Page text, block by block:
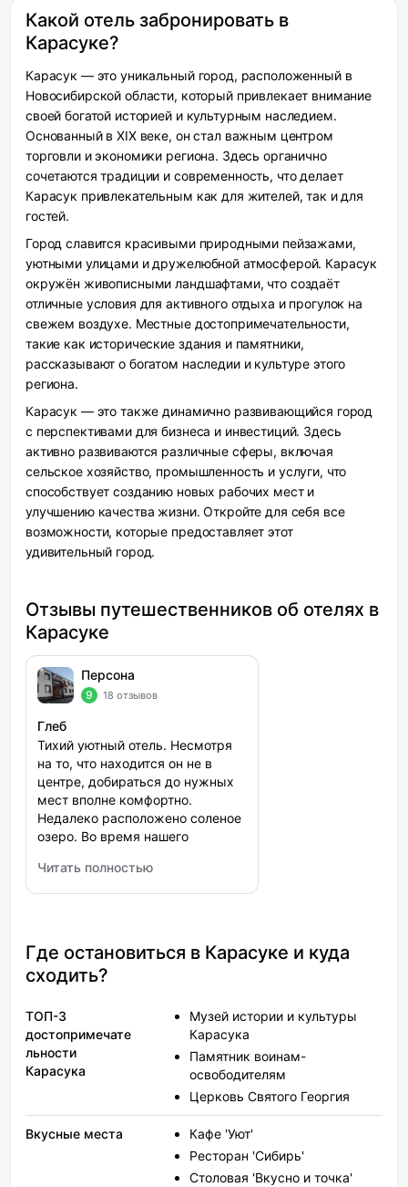
Какой отель забронировать в
Карасуке?
Карасук — это уникальный город, расположенный в
Новосибирской области, который привлекает внимание
своей богатой историей и культурным наследием.
Основанный в XIX веке, он стал важным центром
торговли и экономики региона. Здесь органично
сочетаются традиции и современность, что делает
Карасук привлекательным как для жителей, так и для
гостей.
Город славится красивыми природными пейзажами,
уютными улицами и дружелюбной атмосферой. Карасук
окружён живописными ландшафтами, что создаёт
отличные условия для активного отдыха и прогулок на
свежем воздухе. Местные достопримечательности,
такие как исторические здания и памятники,
рассказывают о богатом наследии и культуре этого
региона.
Карасук — это также динамично развивающийся город
с перспективами для бизнеса и инвестиций. Здесь
активно развиваются различные сферы, включая
сельское хозяйство, промышленность и услуги, что
способствует созданию новых рабочих мест и
улучшению качества жизни. Откройте для себя все
возможности, которые предоставляет этот
удивительный город.
Отзывы путешественников об отелях в
Карасуке
Персона
9 18 отзывов
Глеб
Тихий уютный отель. Несмотря
на то, что находится он не в
центре, добираться до нужных
мест вполне комфортно.
Недалеко расположено соленое
озеро. Во время нашего
особенно по вечерам, видимо
постояльцев немного. Номер
личной гигиены. К сожалению
щеток и пасты не было. Есть
отдельная кухня, при желании
легкий перекус или приготовить
что-то посерьезней. Цена/
качество на уровне
Читать полностью
: Персона
Где остановиться в Карасуке и куда
сходить?
ТОП-3
достопримечате
льности
Карасука
Музей истории и культуры
Карасука
Памятник воинам-
освободителям
Церковь Святого Георгия
Вкусные места
Кафе 'Уют'
Ресторан 'Сибирь'
Столовая 'Вкусно и точка'